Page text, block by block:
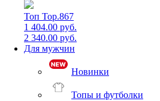
Топ Top.867
1 404.00 руб.
2 340.00 руб.
Для мужчин
Новинки
Топы и футболки